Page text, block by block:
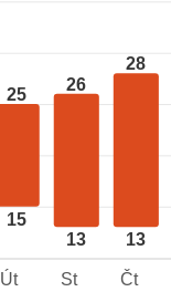
25
15
26
13
28
13
Út St Čt